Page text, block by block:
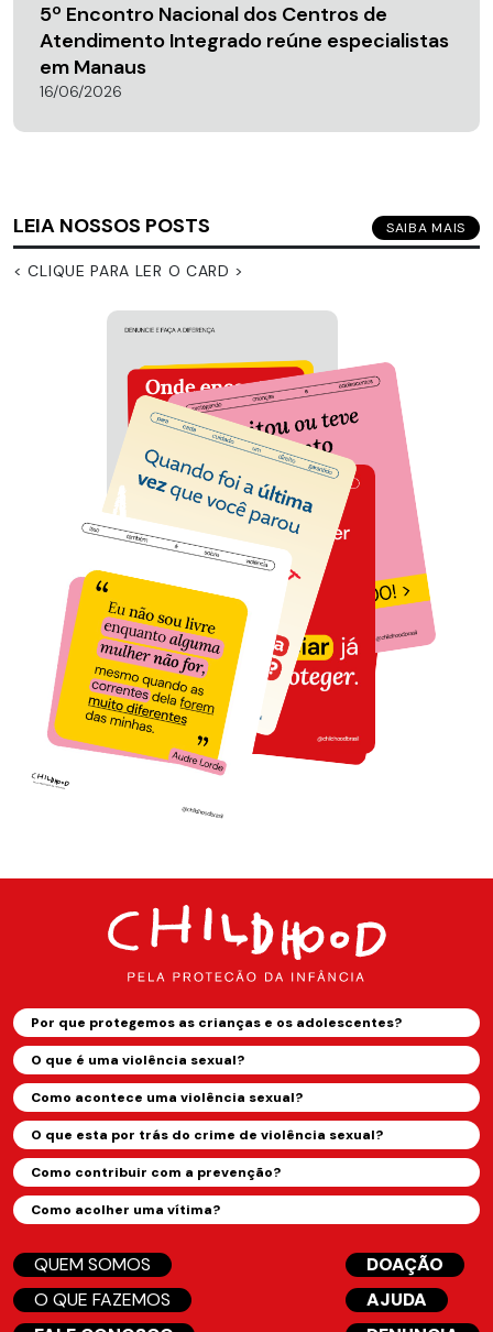
5º Encontro Nacional dos Centros de
Atendimento Integrado reúne especialistas
em Manaus
16/06/2026
LEIA NOSSOS POSTS SAIBA MAIS
< CLIQUE PARA LER O CARD >
Por que protegemos as crianças e os adolescentes?
O que é uma violência sexual?
Como acontece uma violência sexual?
O que esta por trás do crime de violência sexual?
Como contribuir com a prevenção?
Como acolher uma vítima?
QUEM SOMOS
O QUE FAZEMOS
DOAÇÃO
AJUDA